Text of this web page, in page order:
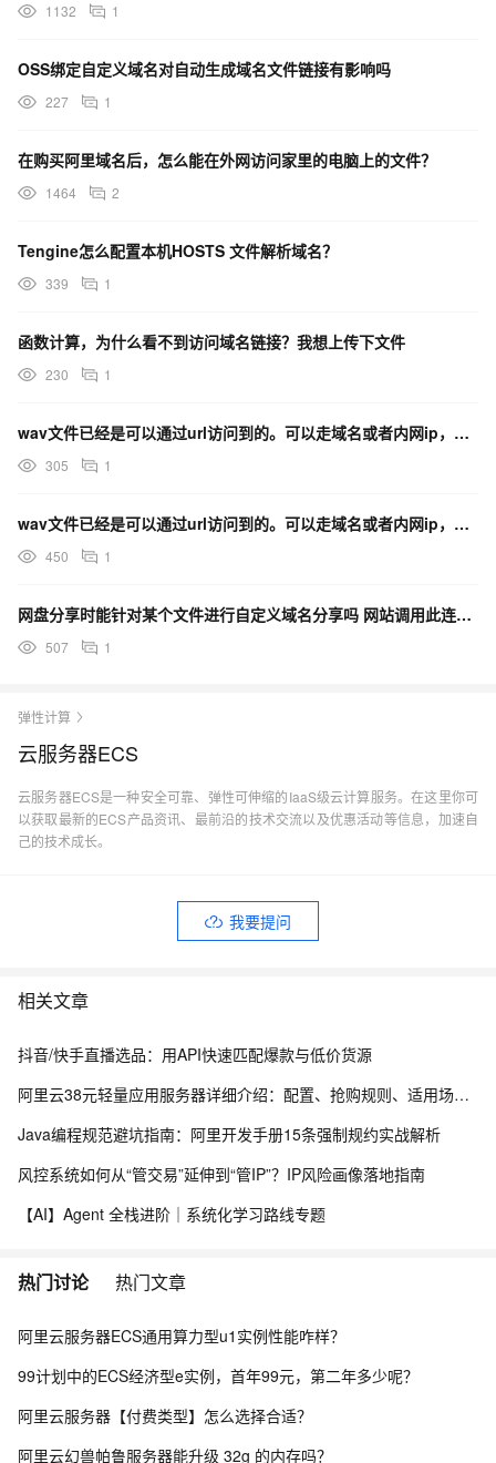
1132 1
OSS绑定自定义域名对自动生成域名文件链接有影响吗
227 1
在购买阿里域名后，怎么能在外网访问家里的电脑上的文件？
1464 2
Tengine怎么配置本机HOSTS 文件解析域名？
339 1
函数计算，为什么看不到访问域名链接？我想上传下文件
230 1
wav文件已经是可以通过url访问到的。可以走域名或者内网ip，如果传内网ip到你们那做识别可以吗
305 1
wav文件已经是可以通过url访问到的。可以走域名或者内网ip，如果传内网ip到你们那做识别可以吗
450 1
网盘分享时能针对某个文件进行自定义域名分享吗 网站调用此连接能否浏览?
507 1
弹性计算
云服务器ECS
云服务器ECS是一种安全可靠、弹性可伸缩的IaaS级云计算服务。在这里你可
以获取最新的ECS产品资讯、最前沿的技术交流以及优惠活动等信息，加速自
己的技术成长。
我要提问
相关文章
抖音/快手直播选品：用API快速匹配爆款与低价货源
阿里云38元轻量应用服务器详细介绍：配置、抢购规则、适用场景与选购攻略
Java编程规范避坑指南：阿里开发手册15条强制规约实战解析
风控系统如何从“管交易”延伸到“管IP”？IP风险画像落地指南
【AI】Agent 全栈进阶｜系统化学习路线专题
热门讨论 热门文章
阿里云服务器ECS通用算力型u1实例性能咋样？
99计划中的ECS经济型e实例，首年99元，第二年多少呢？
阿里云服务器【付费类型】怎么选择合适？
阿里云幻兽帕鲁服务器能升级 32g 的内存吗？